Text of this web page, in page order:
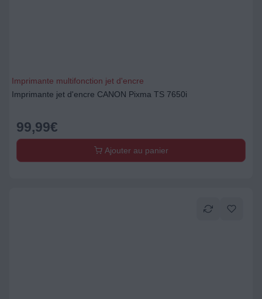
Imprimante multifonction jet d'encre
Imprimante jet d'encre CANON Pixma TS 7650i
99,99€
Ajouter au panier